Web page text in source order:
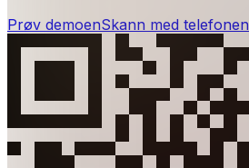
Prøv demoenSkann med telefonen